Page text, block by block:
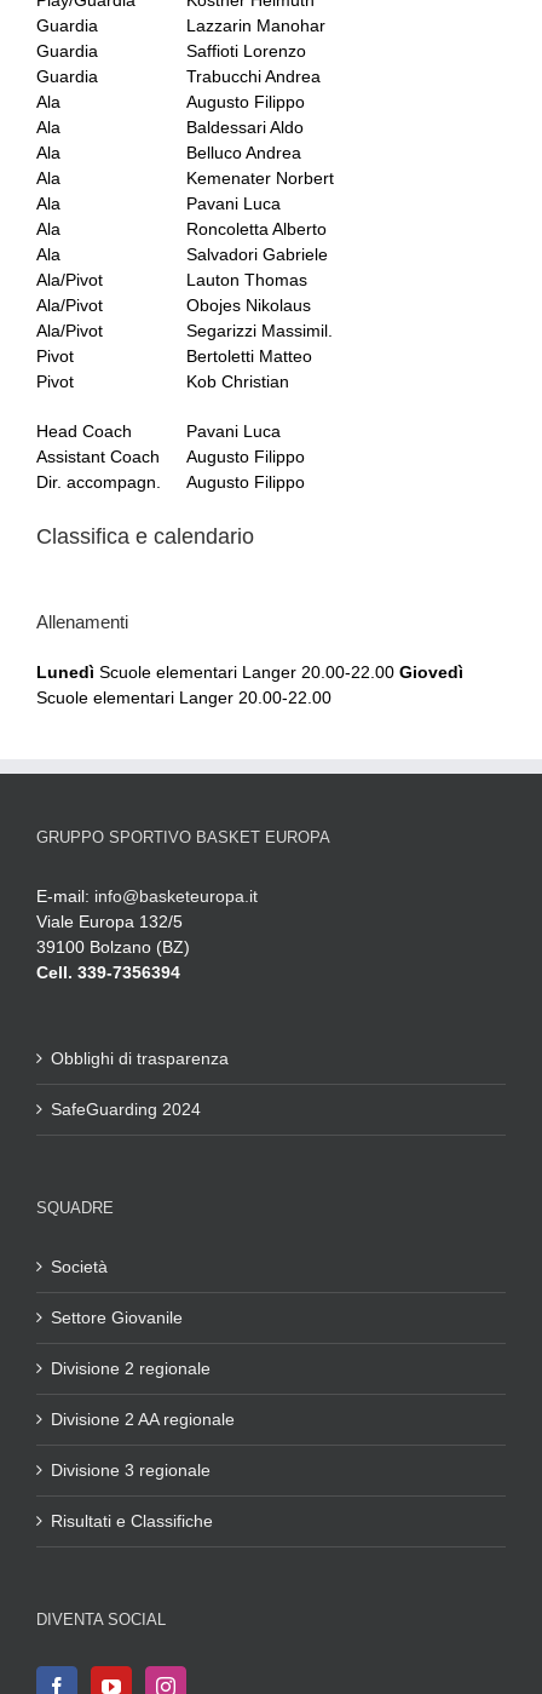
Guardia
Lazzarin Manohar
Guardia
Saffioti Lorenzo
Guardia
Trabucchi Andrea
Ala
Augusto Filippo
Ala
Baldessari Aldo
Ala
Belluco Andrea
Ala
Kemenater Norbert
Ala
Pavani Luca
Ala
Roncoletta Alberto
Ala
Salvadori Gabriele
Ala/Pivot
Lauton Thomas
Ala/Pivot
Obojes Nikolaus
Ala/Pivot
Segarizzi Massimil.
Pivot
Bertoletti Matteo
Pivot
Kob Christian
Head Coach
Pavani Luca
Assistant Coach
Augusto Filippo
Dir. accompagn.
Augusto Filippo
Classifica e calendario
Allenamenti
Lunedì Scuole elementari Langer 20.00-22.00 Giovedì
Scuole elementari Langer 20.00-22.00
GRUPPO SPORTIVO BASKET EUROPA
E-mail: info@basketeuropa.it
Viale Europa 132/5
39100 Bolzano (BZ)
Cell. 339-7356394
Obblighi di trasparenza
SafeGuarding 2024
SQUADRE
Società
Settore Giovanile
Divisione 2 regionale
Divisione 2 AA regionale
Divisione 3 regionale
Risultati e Classifiche
DIVENTA SOCIAL